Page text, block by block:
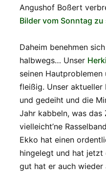
Angushof Boßert
Bilder vom Sonntag zu
Daheim benehmen
halbwegs… Unser Herki
seinen
fleißig. Unser aktueller
und gedeiht und die
Jahr kabbeln, was das
vielleicht’ne
Ekko hat einen
hingelegt und hat jetzt
gut hat er auch